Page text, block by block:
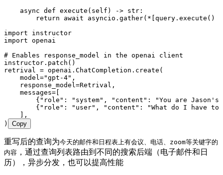
    async
def execute ( self ) -> str :
        return
await asyncio . gather( * [query. execute ()
import instructor
import openai
# Enables response_model in the openai client
instructor . patch ()
retrival = openai . ChatCompletion . create (
    model
="gpt-4" ,
    response_model
=Retrival ,
    messages
= [
        {
" role " : " system" , " content " : "You are
        {
" role " : " user" , " content " : "What do I have
    ],
)
Copy
重写后的查询为今天的邮件和日程表上有会议、电话、zoom等关键字的
内容 ，通过查询列表路由到不同的搜索后端（电子邮件和日
历），异步分发，也可以提高性能